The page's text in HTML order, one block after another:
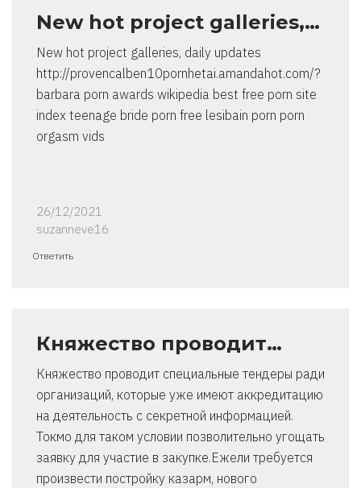
New hot project galleries,…
New hot project galleries, daily updates
http://provencalben10pornhetai.amandahot.com/?
barbara porn awards wikipedia best free porn site
index teenage bride porn free lesibain porn porn
orgasm vids
26/12/2021
suzanneve16
Ответить
Княжество проводит…
Княжество проводит специальные тендеры ради
организаций, которые уже имеют аккредитацию
на деятельность с секретной информацией.
Токмо для таком условии позволительно угощать
заявку для участие в закупке.Ежели требуется
произвести постройку казарм, нового